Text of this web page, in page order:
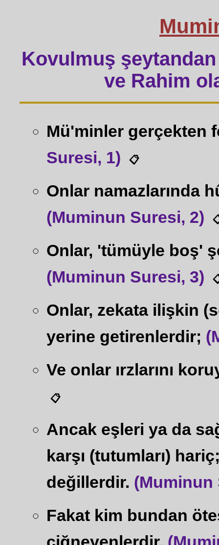
Kovulmuş şeytandan
ve Rahim
Mü'minler gerçekten
Suresi, 1)
📋
Onlar namazlarında
(Muminun Suresi, 2)
Onlar, 'tümüyle boş'
(Muminun Suresi, 3)
Onlar, zekata ilişkin
yerine getirenlerdir;
Ve onlar ırzlarını
📋
Ancak eşleri ya da
karşı (tutumları)
değillerdir. (Muminun
Fakat kim bundan